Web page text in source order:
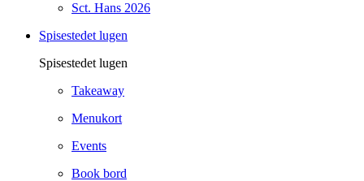
Sct. Hans 2026
Spisestedet lugen
Spisestedet lugen
Takeaway
Menukort
Events
Book bord